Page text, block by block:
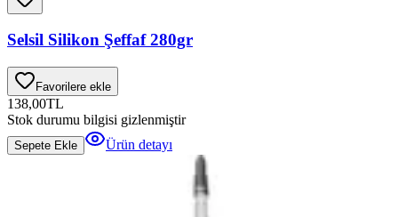
Selsil Silikon Şeffaf 280gr
Favorilere ekle
138,00TL
Stok durumu bilgisi gizlenmiştir
Sepete Ekle Ürün detayı